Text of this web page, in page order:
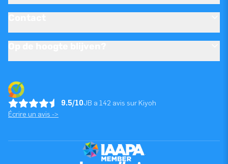
9.5/10JB a 142 avis sur Kiyoh
Écrire un avis ->